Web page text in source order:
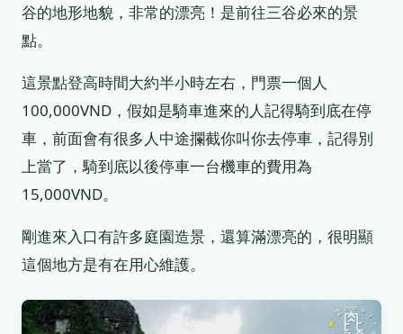
谷的地形地貌，非常的漂亮！是前往三谷必來的景
點。
這景點登高時間大約半小時左右，門票一個人
100,000VND，假如是騎車進來的人記得騎到底在停
車，前面會有很多人中途攔截你叫你去停車，記得別
上當了，騎到底以後停車一台機車的費用為
15,000VND。
剛進來入口有許多庭園造景，還算滿漂亮的，很明顯
這個地方是有在用心維護。